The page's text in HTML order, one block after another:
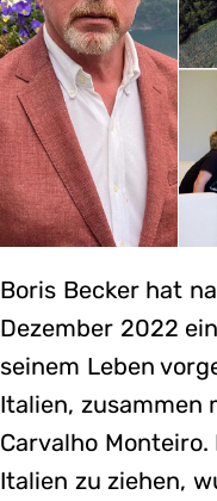
Boris Becker hat
Dezember 2022
seinem Leben
Italien, zusammen
Carvalho
Italien zu ziehen,